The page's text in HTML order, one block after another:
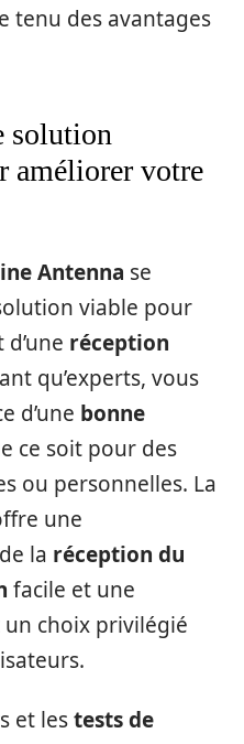
tenu des avantages
solution
améliorer votre
Antenna se
viable pour
réception
qu’experts, vous
d’une bonne
ce soit pour des
ou personnelles. La
une
de la réception du
facile et une
choix privilégié
et lestests de